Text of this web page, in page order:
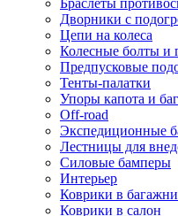
Браслеты
Дворники с
Цепи на колеса
Колесные болты и
Предпусковые
Тенты-палатки
Упоры капота и
Off-road
Экспедиционные
Лестницы для
Силовые бамперы
Интерьер
Коврики в
Коврики в салон